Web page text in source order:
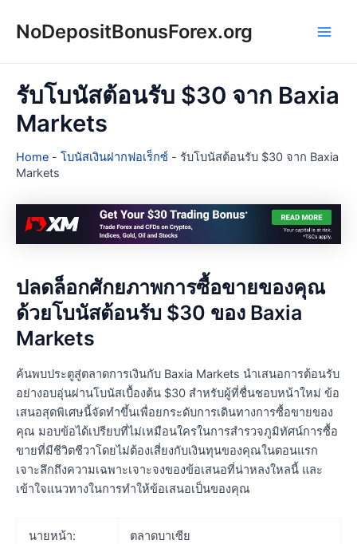
NoDepositBonusForex.org
รับโบนัสต้อนรับ $30 จาก Baxia
Markets
Home - โบนัสเงินฝากฟอเร็กซ์ - รับโบนัสต้อนรับ $30 จาก Baxia
Markets
ปลดล็อกศักยภาพการซื้อขายของคุณ
ด้วยโบนัสต้อนรับ $30 ของ Baxia
Markets
ค้นพบประตูสู่ตลาดการเงินกับ Baxia Markets นำเสนอการต้อนรับ
อย่างอบอุ่นผ่านโบนัสเบื้องต้น $30 สำหรับผู้ที่ชื่นชอบหน้าใหม่ ข้อ
เสนอสุดพิเศษนี้จัดทำขึ้นเพื่อยกระดับการเดินทางการซื้อขายของ
คุณ มอบข้อได้เปรียบที่ไม่เหมือนใครในการสำรวจภูมิทัศน์การซื้อ
ขายที่มีชีวิตชีวาโดยไม่ต้องเสี่ยงกับเงินทุนของคุณในตอนแรก
เจาะลึกถึงความเฉพาะเจาะจงของข้อเสนอที่น่าหลงใหลนี้ และ
เข้าใจแนวทางในการทำให้ข้อเสนอเป็นของคุณ
นายหน้า: ตลาดบาเซีย